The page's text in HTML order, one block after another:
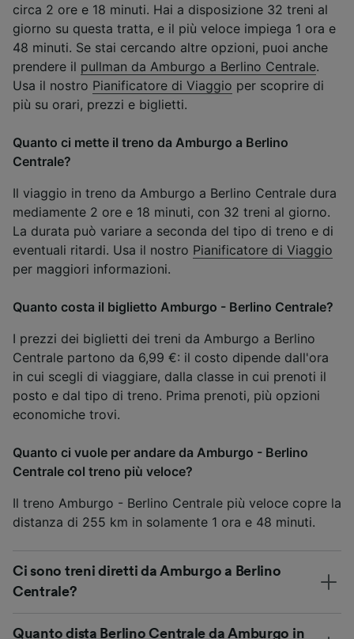
circa 2 ore e 18 minuti. Hai a disposizione 32 treni al
giorno su questa tratta, e il più veloce impiega 1 ora e
48 minuti. Se stai cercando altre opzioni, puoi anche
prendere il pullman da Amburgo a Berlino Centrale.
Usa il nostro Pianificatore di Viaggio per scoprire di
più su orari, prezzi e biglietti.
Quanto ci mette il treno da Amburgo a Berlino
Centrale?
Il viaggio in treno da Amburgo a Berlino Centrale dura
mediamente 2 ore e 18 minuti, con 32 treni al giorno.
La durata può variare a seconda del tipo di treno e di
eventuali ritardi. Usa il nostro Pianificatore di Viaggio
per maggiori informazioni.
Quanto costa il biglietto Amburgo - Berlino Centrale?
I prezzi dei biglietti dei treni da Amburgo a Berlino
Centrale partono da 6,99 €: il costo dipende dall'ora
in cui scegli di viaggiare, dalla classe in cui prenoti il
posto e dal tipo di treno. Prima prenoti, più opzioni
economiche trovi.
Quanto ci vuole per andare da Amburgo - Berlino
Centrale col treno più veloce?
Il treno Amburgo - Berlino Centrale più veloce copre la
distanza di 255 km in solamente 1 ora e 48 minuti.
Ci sono treni diretti da Amburgo a Berlino
Centrale?
Quanto dista Berlino Centrale da Amburgo in